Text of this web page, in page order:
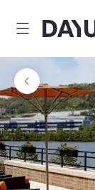
Dayuse